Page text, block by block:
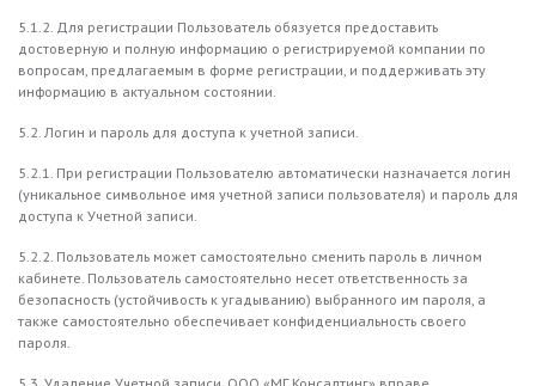
5.1.2. Для регистрации Пользователь обязуется предоставить
достоверную и полную информацию о регистрируемой компании по
вопросам, предлагаемым в форме регистрации, и поддерживать эту
информацию в актуальном состоянии.
5.2. Логин и пароль для доступа к учетной записи.
5.2.1. При регистрации Пользователю автоматически назначается логин
(уникальное символьное имя учетной записи пользователя) и пароль для
доступа к Учетной записи.
5.2.2. Пользователь может самостоятельно сменить пароль в личном
кабинете. Пользователь самостоятельно несет ответственность за
безопасность (устойчивость к угадыванию) выбранного им пароля, а
также самостоятельно обеспечивает конфиденциальность своего
пароля.